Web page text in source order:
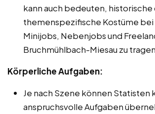
kann auch bedeuten,
themenspezifische Kostüme bei
Minijobs, Nebenjobs und
Bruchmühlbach-Miesau zu
Körperliche Aufgaben:
Je nach Szene können Statisten
anspruchsvolle Aufgaben